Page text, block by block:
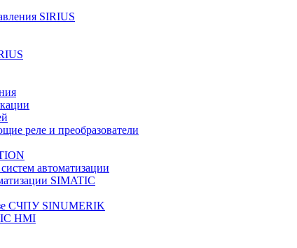
SIRIUS
реле и преобразователи
автоматизации
SIMATIC
СЧПУ SINUMERIK
HMI